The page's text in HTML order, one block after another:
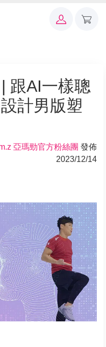
跟AI一樣聰
計男版塑
亞瑪勁官方粉絲團 發佈
2023/12/14